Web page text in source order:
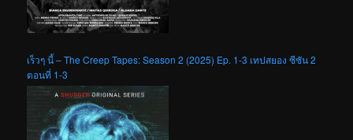
เร็วๆ นี้ – The Creep Tapes: Season 2 (2025) Ep. 1-3 เทปสยอง ซีซัน 2
ตอนที่ 1-3